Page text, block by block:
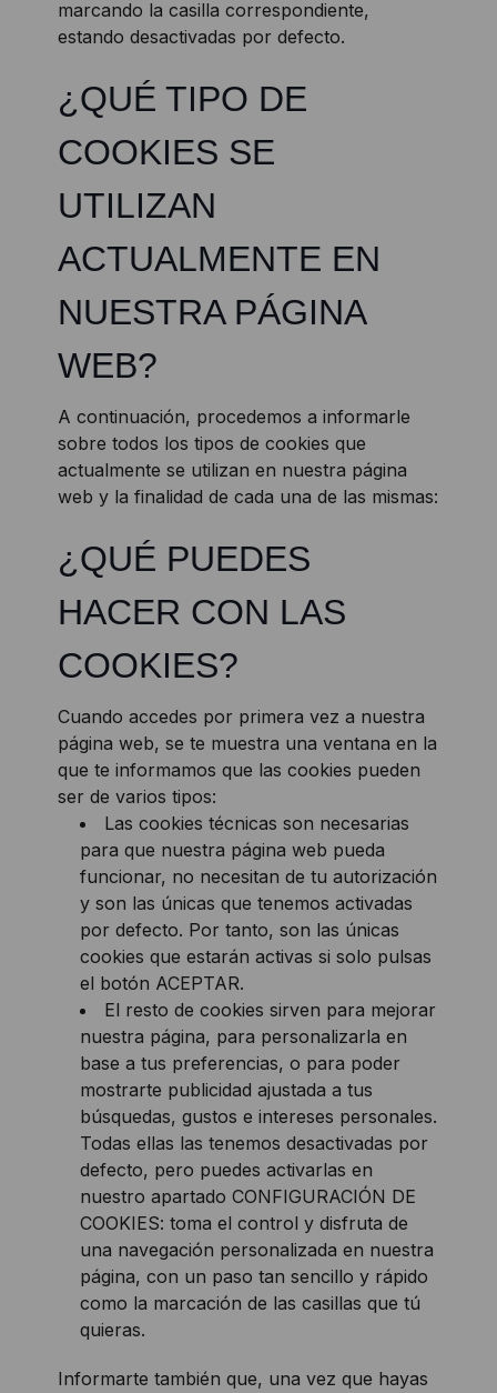
marcando la casilla correspondiente,
estando desactivadas por defecto.
¿QUÉ TIPO DE
COOKIES SE
UTILIZAN
ACTUALMENTE EN
NUESTRA PÁGINA
WEB?
A continuación, procedemos a informarle
sobre todos los tipos de cookies que
actualmente se utilizan en nuestra página
web y la finalidad de cada una de las mismas:
¿QUÉ PUEDES
HACER CON LAS
COOKIES?
Cuando accedes por primera vez a nuestra
página web, se te muestra una ventana en la
que te informamos que las cookies pueden
ser de varios tipos:
Las cookies técnicas son necesarias
para que nuestra página web pueda
funcionar, no necesitan de tu autorización
y son las únicas que tenemos activadas
por defecto. Por tanto, son las únicas
cookies que estarán activas si solo pulsas
el botón ACEPTAR.
El resto de cookies sirven para mejorar
nuestra página, para personalizarla en
base a tus preferencias, o para poder
mostrarte publicidad ajustada a tus
búsquedas, gustos e intereses personales.
Todas ellas las tenemos desactivadas por
defecto, pero puedes activarlas en
nuestro apartado CONFIGURACIÓN DE
COOKIES: toma el control y disfruta de
una navegación personalizada en nuestra
página, con un paso tan sencillo y rápido
como la marcación de las casillas que tú
quieras.
Informarte también que, una vez que hayas